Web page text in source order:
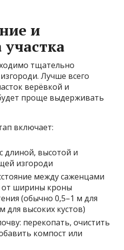
и
тщательно
Лучше всего
верёвкой и
проще выдерживать
включает:
длиной, высотой и
изгороди
между саженцами
от ширины кроны
(обычно 0,5–1 м для
для высоких кустов)
перекопать, очистить
компост или